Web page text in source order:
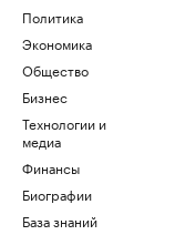
Политика
Экономика
Общество
Бизнес
Технологии и
медиа
Финансы
Биографии
База знаний